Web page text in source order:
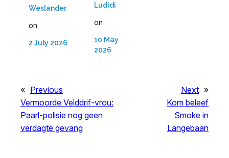
Weslander
on
2 July 2026
Ludidi
on
10 May
2026
« Previous
Vermoorde Velddrif-vrou:
Paarl-polisie nog geen
verdagte gevang
Next »
Kom beleef
Smoke in
Langebaan